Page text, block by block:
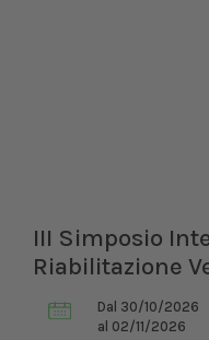
III Simposio
Riabilitazione
Dal 30/10/2026
al 02/11/2026